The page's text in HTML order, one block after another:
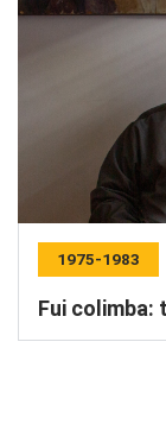
1975-1983
Fui